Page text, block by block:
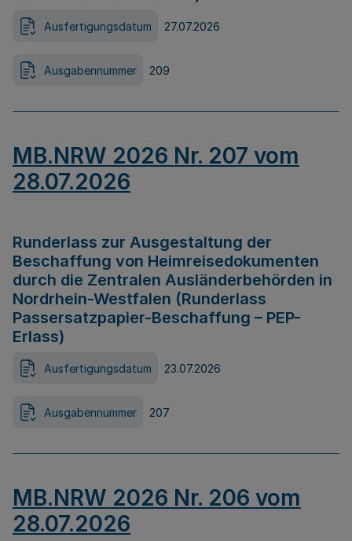
Ausfertigungsdatum 27.07.2026
Ausgabennummer 209
MB.NRW 2026 Nr. 207 vom
28.07.2026
Runderlass zur Ausgestaltung der
Beschaffung von Heimreisedokumenten
durch die Zentralen Ausländerbehörden in
Nordrhein-Westfalen (Runderlass
Passersatzpapier-Beschaffung – PEP-
Erlass)
Ausfertigungsdatum 23.07.2026
Ausgabennummer 207
MB.NRW 2026 Nr. 206 vom
28.07.2026